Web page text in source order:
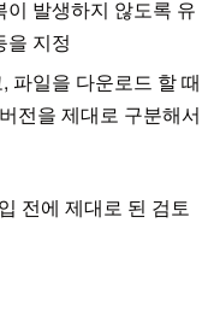
발생하지 않도록 유
을 지정
파일을 다운로드 할 때
전을 제대로 구분해서
전에 제대로 된 검토